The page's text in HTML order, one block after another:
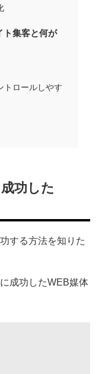
ト集客と何が
トロールしやす
功した
する方法を知りた
成功したWEB媒体